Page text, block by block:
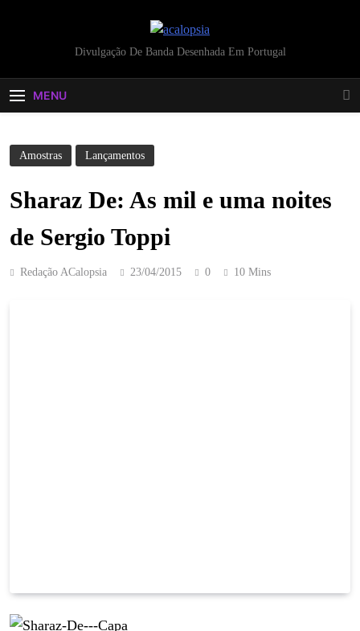
acalopsia
Divulgação De Banda Desenhada Em Portugal
MENU
Amostras Lançamentos
Sharaz De: As mil e uma noites
de Sergio Toppi
Redação ACalopsia 23/04/2015 0 10 Mins